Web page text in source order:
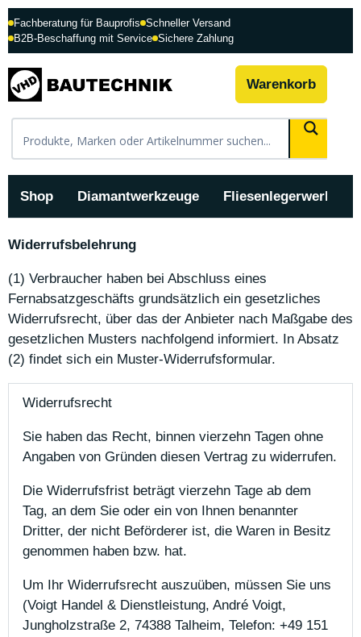
Fachberatung für Bauprofis Schneller Versand
B2B-Beschaffung mit Service Sichere Zahlung
Warenkorb
Shop Diamantwerkzeuge
Widerrufsbelehrung
(1) Verbraucher haben bei Abschluss eines
Fernabsatzgeschäfts grundsätzlich ein gesetzliches
Widerrufsrecht, über das der Anbieter nach Maßgabe des
gesetzlichen Musters nachfolgend informiert. In Absatz
(2) findet sich ein Muster-Widerrufsformular.
Widerrufsrecht
Sie haben das Recht, binnen vierzehn Tagen ohne
Angaben von Gründen diesen Vertrag zu widerrufen.
Die Widerrufsfrist beträgt vierzehn Tage ab dem
Tag, an dem Sie oder ein von Ihnen benannter
Dritter, der nicht Beförderer ist, die Waren in Besitz
genommen haben bzw. hat.
Um Ihr Widerrufsrecht auszuüben, müssen Sie uns
(Voigt Handel & Dienstleistung, André Voigt,
Jungholzstraße 2, 74388 Talheim, Telefon: +49 151